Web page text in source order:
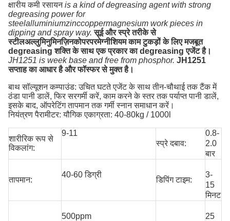
क्षारीय कमी रसायन is a kind of degreasing agent with strong
degreasing power for
steelalluminiumzinccoppermagnesium work pieces in
dipping and spray way. सूई और स्प्रे तरीके से
स्टीलअल्लुमिनुमिनज़िनकोपरपरमेग्नीशियम काम टुकड़ों के लिए मजबूत
degreasing शक्ति के साथ एक प्रकार का degreasing एजेंट है।
JH1251 is week base and free from phosphor. JH1251
सप्ताह का आधार है और फॉस्फर से मुक्त है।
बाथ सॉल्यूशन कम्पाउंड: उचित घटते एजेंट के साथ तीन-चौथाई तक टैंक में
ठंडा पानी डालें, फिर सरगर्मी करें, काम करने के स्तर तक पर्याप्त पानी डालें,
इसके बाद, ऑपरेटिंग तापमान तक गर्मी स्नान समाधान करें।
नियंत्रण पैरामीटर: यौगिक एकाग्रता: 40-80kg / 1000l
शारीरिक रूप से
विकलांग:
9-11
स्प्रे दबाव:
0.8-
2.0
बार
तापमान:
40-60 डिग्री
डिपिंग टाइम:
3-
15
मिनट
500ppm 25